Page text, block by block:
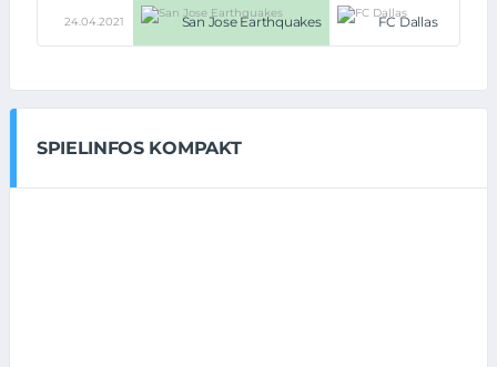
24.04.2021 San Jose Earthquakes FC Dallas
SPIELINFOS KOMPAKT